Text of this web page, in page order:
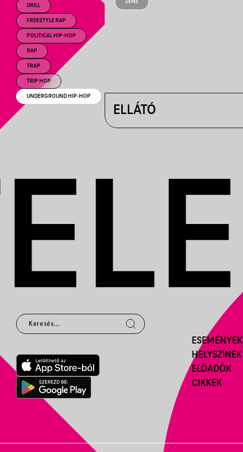
DRILL
FREESTYLE RAP
POLITICAL HIP-HOP
RAP
TRAP
TRIP HOP
UNDERGROUND HIP-HOP
ZENE
ELLÁTÓ
ESEMÉNYEK
HELYSZÍNEK
ELŐADÓK
CIKKEK